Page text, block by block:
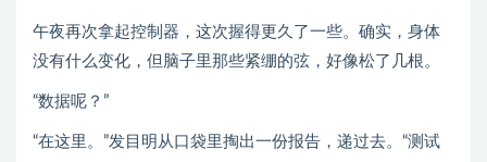
午夜再次拿起控制器，这次握得更久了一些。确实，身体
没有什么变化，但脑子里那些紧绷的弦，好像松了几根。
“数据呢？”
“在这里。”发目明从口袋里掏出一份报告，递过去。“测试